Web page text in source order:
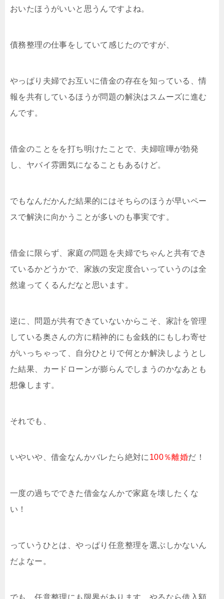
おいたほうがいいと思うんですよね。
債務整理の仕事をしていて感じたのですが、
やっぱり夫婦でお互いに借金の存在を知っている、情
報を共有しているほうが問題の解決はスムーズに進む
んです。
借金のことをを打ち明けたことで、夫婦喧嘩が勃発
し、ヤバイ雰囲気になることもあるけど。
でもなんだかんだ結果的にはそちらのほうが早いペー
スで解決に向かうことが多いのも事実です。
借金に限らず、家庭の問題を夫婦でちゃんと共有でき
ているかどうかで、家族の安定度合いっていうのは全
然違ってくるんだなと思います。
逆に、問題が共有できていないからこそ、家計を管理
している奥さんの方に精神的にも金銭的にもしわ寄せ
がいっちゃって、自分ひとりで何とか解決しようとし
た結果、カードローンが膨らんでしまうのかなあとも
想像します。
それでも、
いやいや、借金なんかバレたら絶対に 100％離婚だ！
一度の過ちでできた借金なんかで家庭を壊したくな
い！
っていうひとは、やっぱり任意整理を選ぶしかないん
だよなー。
でも、任意整理にも限界があります。やるなら借入額